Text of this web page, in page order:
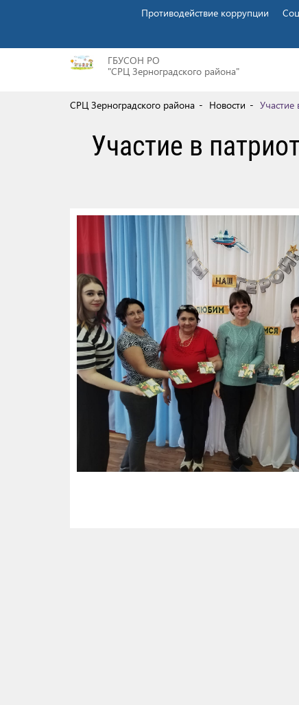
Противодействие коррупции
ГБУСОН РО
"СРЦ Зерноградского района"
СРЦ Зерноградского района Новости
Участие в